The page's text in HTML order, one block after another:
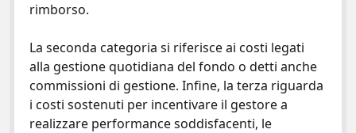
rimborso.
La seconda categoria si riferisce ai costi legati
alla gestione quotidiana del fondo o detti anche
commissioni di gestione. Infine, la terza riguarda
i costi sostenuti per incentivare il gestore a
realizzare performance soddisfacenti, le